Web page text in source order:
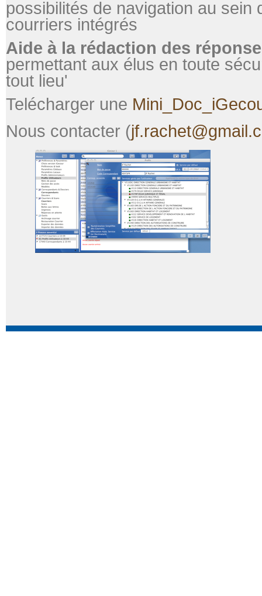
possibilités de navigation au sein
courriers intégrés
Aide à la rédaction des
permettant aux élus en toute
tout lieu'
Telécharger une
Nous contacter (